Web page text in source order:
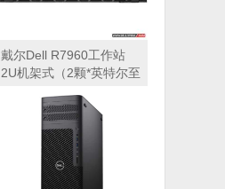
戴尔Dell R7960工作站
2U机架式（2颗*英特尔至
十四核心丨256GB 内存
丨1T固态硬盘+2块*8TB
硬盘丨2*RTX A6000
48GB显卡丨2400W双电
源丨三年质保）